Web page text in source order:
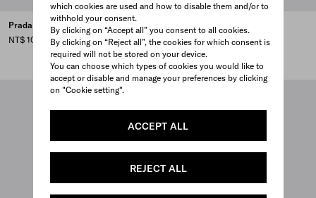
which cookies are used and how to disable them and/or to
withhold your consent.
By clicking on “Accept all” you consent to all cookies.
By clicking on “Reject all”, the cookies for which consent is
required will not be stored on your device.
You can choose which types of cookies you would like to
accept or disable and manage your preferences by clicking
on "Cookie setting".
ACCEPT ALL
REJECT ALL
Prada Bonnie 中號麂皮手袋
NT$ 100,000
Prada Bonnie 小號皮革手袋
NT$ 95,000
CAMEO
BLACKDARK BROWN